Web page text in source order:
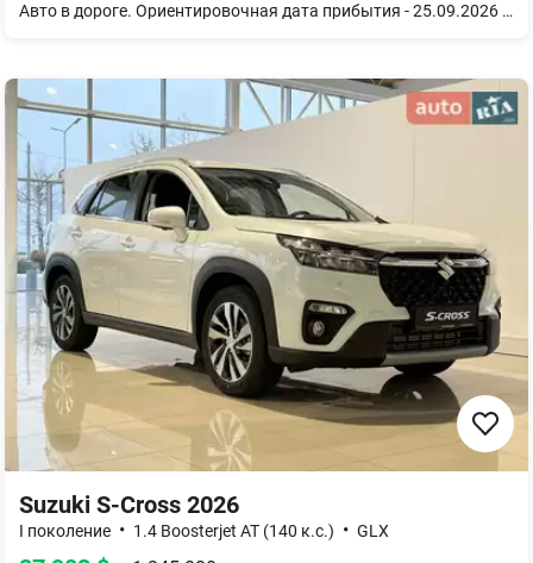
Авто в дороге. Ориентировочная дата прибытия - 25.09.2026 Гибридный автомобиль Aion i60 REEV 210 Advanced Edition 2WD 2026, Night Black, коричневый салон Это современный седан с системой увеличенного запаса хода (REEV), который сочетает преимущества электромобиля с практичностью бензинового генератора. Модель обеспечивает комфортное и экономичное передвижение как в городских условиях, так и во время длительных поездок. Исполнение в цвете Night Black с серым салоном подчеркивает сдержанный и премиальный характер автомобиля. Автомобиль отличается просторным салоном, комфортной подвеской и современным набором технологий для водителя и пассажиров. Цифровая панель приборов, мультимедийная система нового поколения и комплекс интеллектуальных ассистентов помогают сделать каждую поездку максимально удобной и безопасной. Благодаря продуманной эргономике, качественным материалам отделки и высокому уровню комфорта Aion i60 станет отличным выбором для ежедневного использования и семейных путешествий. Aion i60 REEV 210 Advanced Edition 2WD 2026: Силовая установка мощностью 245 л.с. (180 кВт) обеспечивает разгон от 0 до 100 км/ч примерно за 7,8 с, а максимальный крутящий момент 280 Н·м гарантирует комфортное ускорение в любых дорожных условиях. Полный запас хода: до 1240 км (CLTC), с возможностью преодолеть до 210 км исключительно на электротяге (CLTC). Максимальная скорость: 180 км/ч. Количество моторов/Тип привода: одномоторный / передний привод (FWD). Комплектация Advanced Edition: - Сиденья из натуральной кожи. - Электрорегулировка сидений первого ряда. - Подогрев, вентиляция, память настроек и массаж сидений первого ряда. - Электрические двери багажника с функцией памяти. - Адаптивный круиз-контроль (ACC). - Система интеллектуальной помощи водителю GAC GSD. - Автоматическое экстренное торможение (AEB). - Панорамное изображение высокой четкости на 360°. - Аудиосистема ADiGO Sound (11 динамиков). - 14,6-дюймовый центральный экран управления. - Виртуальный мобильный Bluetooth-ключ. - Беспроводная зарядка для мобильных телефонов (50 Вт). - Wi-Fi в автомобиле. - Электрическое складывание и подогрев внешних зеркал. - Подогрев руля.
Suzuki S-Cross 2026
I поколение • 1.4 Boosterjet AT (140 к.с.) • GLX